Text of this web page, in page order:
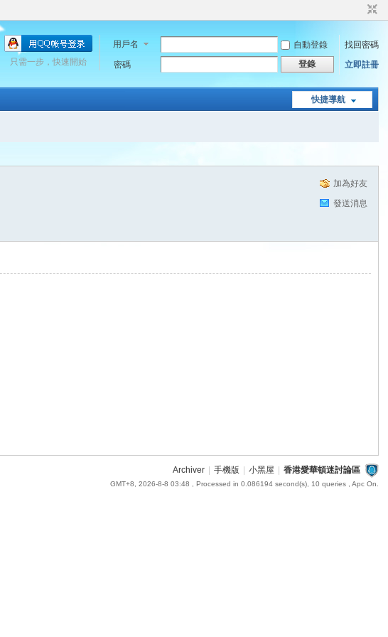
用戶名 自動登錄
找回密碼
密碼
登錄 立即註冊
只需一步，快速開始
快捷導航
加為好友
發送消息
Archiver 手機版 小黑屋 香港愛華頓迷討論區
GMT+8, 2026-8-8 03:48 , Processed in 0.086194 second(s), 10 queries , Apc On.